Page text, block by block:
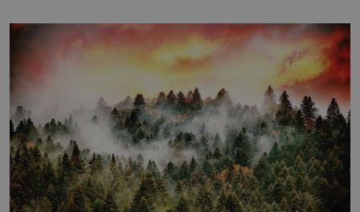
se na koloběžce a den zakončit poznáváním památek ve
Velkých Losinách nebo v termálním